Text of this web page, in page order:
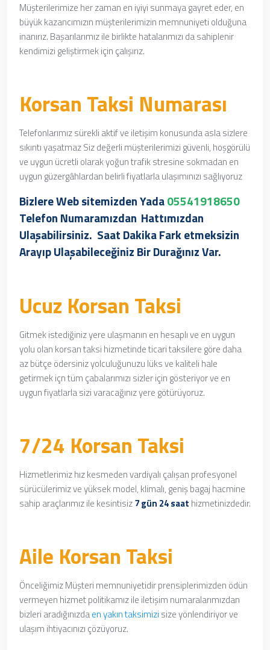
Müşterilerimize her zaman en iyiyi sunmaya gayret eder, en
büyük kazancımızın müşterilerimizin memnuniyeti olduğuna
inanırız. Başarılarımız ile birlikte hatalarımızı da sahiplenir
kendimizi geliştirmek için çalışırız.
Korsan Taksi Numarası
Telefonlarımız sürekli aktif ve iletişim konusunda asla sizlere
sıkıntı yaşatmaz Siz değerli müşterilerimizi güvenli, hoşgörülü
ve uygun ücretli olarak yoğun trafik stresine sokmadan en
uygun güzergâhlardan belirli fiyatlarla ulaşımınızı sağlıyoruz
Bizlere Web sitemizden Yada05541918650
Telefon Numaramızdan Hattımızdan
Ulaşabilirsiniz. Saat Dakika Fark etmeksizin
Arayıp Ulaşabileceğiniz Bir Durağınız Var.
Ucuz Korsan Taksi
Gitmek istediğiniz yere ulaşmanın en hesaplı ve en uygun
yolu olan korsan taksi hizmetindeticari taksilere göre daha
az bütçe ödersiniz yolculuğunuzu lüks ve kaliteli hale
getirmek içntüm çabalarımızı sizler için gösteriyor ve en
uygun fiyatlarla sizi varacağınız yere götürüyoruz.
7/24 Korsan Taksi
Hizmetlerimiz hız kesmeden vardiyalı çalışan profesyonel
sürücülerimiz ve yüksek model, klimalı, geniş bagaj hacmine
sahip araçlarımız ile kesintisiz7 gün 24 saat hizmetinizdedir.
Aile Korsan Taksi
Önceliğimiz Müşteri memnuniyetidir prensiplerimizden ödün
vermeyen hizmet politikamız ile iletişim numaralarımızdan
bizleri aradığınızdaen yakın taksimizi size yönlendiriyor ve
ulaşım ihtiyacınızı çözüyoruz.